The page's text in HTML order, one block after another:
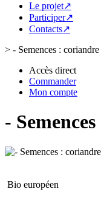
Le projet↗
Participer↗
Contacts↗
> - Semences : coriandre
Accès direct
Commander
Mon compte
-
Bio européen